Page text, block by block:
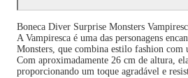
Boneca Diver Surprise Monsters
A Vampiresca é uma das personagens
Monsters, que combina estilo fashion
Com aproximadamente 26 cm de altura,
proporcionando um toque agradável e